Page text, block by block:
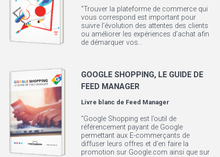
"Trouver la plateforme de commerce qui
vous correspond est important pour
suivre l’évolution des attentes des clients
ou améliorer les expériences d’achat afin
de démarquer vos...
GOOGLE SHOPPING, LE GUIDE DE
FEED MANAGER
Livre blanc de Feed Manager
"Google Shopping est l’outil de
référencement payant de Google
permettant aux E-commerçants de
diffuser leurs offres et d’en faire la
promotion sur Google.com ainsi que sur